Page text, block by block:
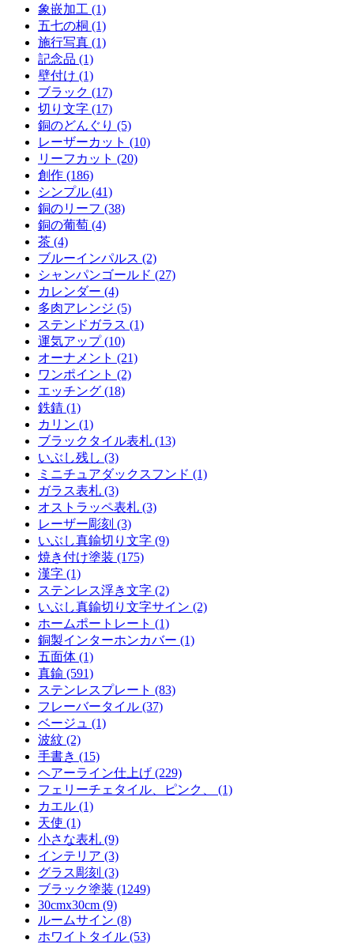
象嵌加工 (1)
五七の桐 (1)
施行写真 (1)
記念品 (1)
壁付け (1)
ブラック (17)
切り文字 (17)
銅のどんぐり (5)
レーザーカット (10)
リーフカット (20)
創作 (186)
シンプル (41)
銅のリーフ (38)
銅の葡萄 (4)
茶 (4)
ブルーインパルス (2)
シャンパンゴールド (27)
カレンダー (4)
多肉アレンジ (5)
ステンドガラス (1)
運気アップ (10)
オーナメント (21)
ワンポイント (2)
エッチング (18)
鉄錆 (1)
カリン (1)
ブラックタイル表札 (13)
いぶし残し (3)
ミニチュアダックスフンド (1)
ガラス表札 (3)
オストラッペ表札 (3)
レーザー彫刻 (3)
いぶし真鍮切り文字 (9)
焼き付け塗装 (175)
漢字 (1)
ステンレス浮き文字 (2)
いぶし真鍮切り文字サイン (2)
ホームポートレート (1)
銅製インターホンカバー (1)
五面体 (1)
真鍮 (591)
ステンレスプレート (83)
フレーバータイル (37)
ベージュ (1)
波紋 (2)
手書き (15)
ヘアーライン仕上げ (229)
フェリーチェタイル、ピンク、 (1)
カエル (1)
天使 (1)
小さな表札 (9)
インテリア (3)
グラス彫刻 (3)
ブラック塗装 (1249)
30cmx30cm (9)
ルームサイン (8)
ホワイトタイル (53)